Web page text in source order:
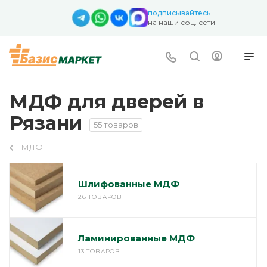
подписывайтесь
на наши соц. сети
МДФ для дверей в
Рязани
55 товаров
МДФ
Шлифованные МДФ
26 ТОВАРОВ
Ламинированные МДФ
13 ТОВАРОВ